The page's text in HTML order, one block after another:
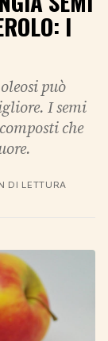
I
può
I semi
che
DI LETTURA